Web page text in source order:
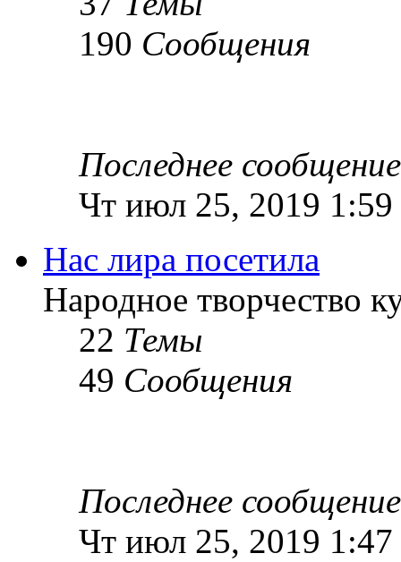
190 Сообщения
Последнее сообщение
Чт июл 25, 2019 1:59
Нас лира посетила
Народное творчество
22 Темы
49 Сообщения
Последнее сообщение
Чт июл 25, 2019 1:47